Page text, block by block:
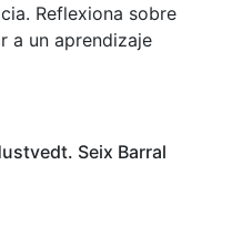
Reflexiona sobre
a un aprendizaje
Seix Barral